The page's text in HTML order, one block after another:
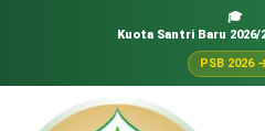
🎓
Kuota Santri Baru
PSB 2026